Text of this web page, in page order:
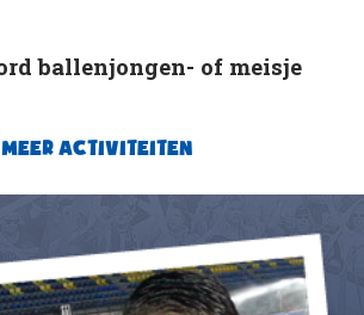
ballenjongen- of meisje
MEER ACTIVITEITEN